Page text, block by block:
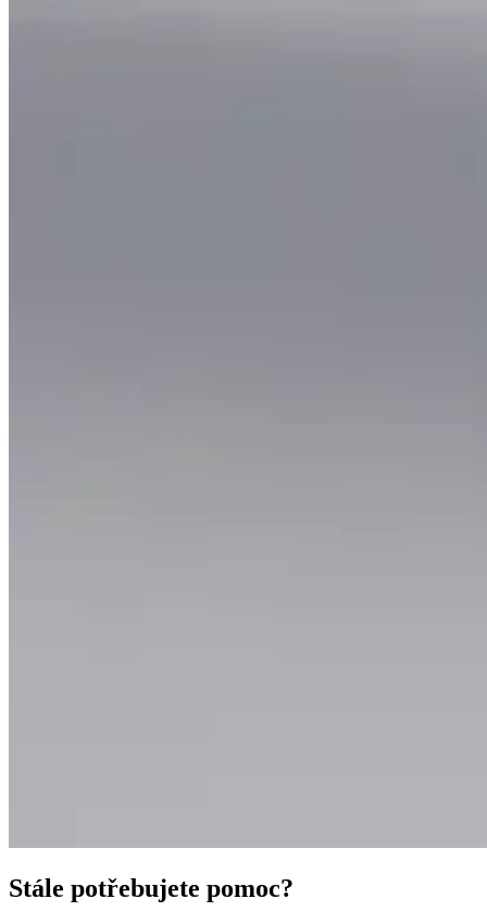
Stále potřebujete pomoc?